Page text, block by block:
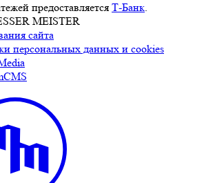
предоставляется Т-Банк.
MEISTER
сайта
персональных данных и cookies